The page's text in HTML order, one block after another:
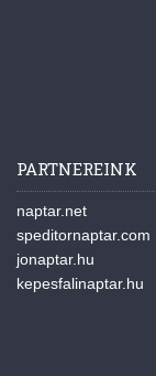
PARTNEREINK
naptar.net
speditornaptar.com
jonaptar.hu
kepesfalinaptar.hu